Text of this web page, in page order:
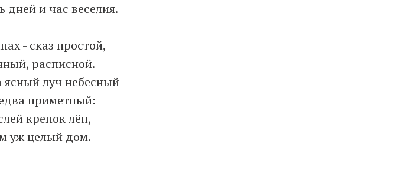
дней и час веселия.
- сказ простой,
расписной.
ясный луч небесный
приметный:
крепок лён,
уж целый дом.